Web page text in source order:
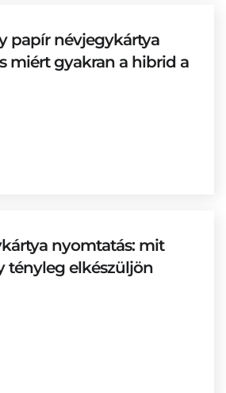
papír névjegykártya
miért gyakran a hibrid a
nyomtatás: mit
tényleg elkészüljön